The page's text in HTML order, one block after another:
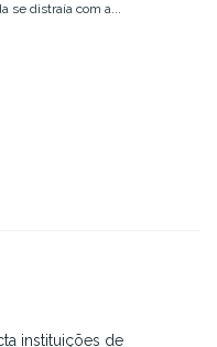
se distraía com a...
instituições de